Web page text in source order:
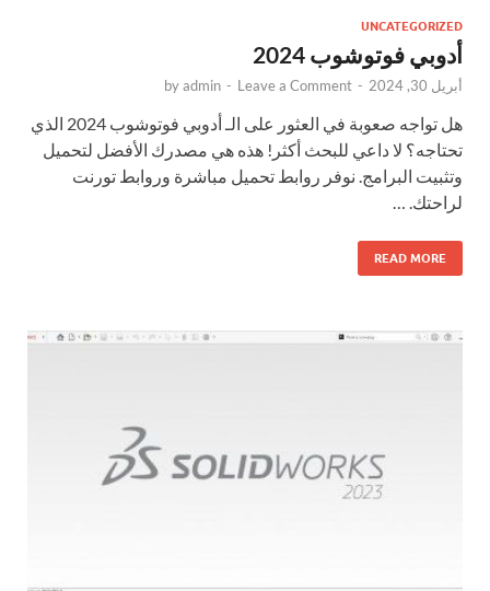
UNCATEGORIZED
أدوبي فوتوشوب 2024
أبريل 30, 2024 -
byadmin - Leave a Comment
هل تواجه صعوبة في العثور على الـ أدوبي فوتوشوب 2024 الذي
تحتاجه؟ لا داعي للبحث أكثر! هذه هي مصدرك الأفضل لتحميل
وتثبيت البرامج. نوفر روابط تحميل مباشرة وروابط تورنت
لراحتك. …
READ MORE